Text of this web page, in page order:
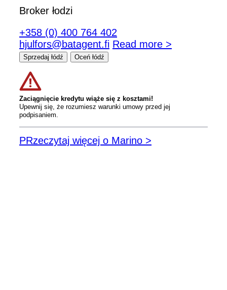
Broker łodzi
+358 (0) 400 764 402
hjulfors@batagent.fi Read more >
Sprzedaj łódź Oceń łódź
Zaciągnięcie kredytu wiąże się z kosztami!
Upewnij się, że rozumiesz warunki umowy przed jej
podpisaniem.
PRzeczytaj więcej o Marino >